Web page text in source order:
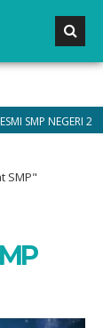
NEGERI 2 MALILI
SMP"